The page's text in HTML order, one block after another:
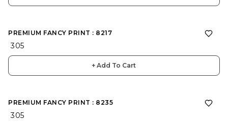
PREMIUM FANCY PRINT : 8217
₹ 305
+ Add To Cart
PREMIUM FANCY PRINT : 8235
₹ 305